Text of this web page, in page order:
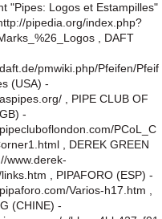
"Pipes: Logos et Estampilles"
pipedia.org/index.php?
, DAFT
pmwiki.php/Pfeifen/Pfeif
(USA) -
, PIPE CLUB OF
-
PCoL_C
, DEREK GREEN
www.derek-
, PIPAFORO (ESP) -
Varios-h17.htm ,
(CHINE) -